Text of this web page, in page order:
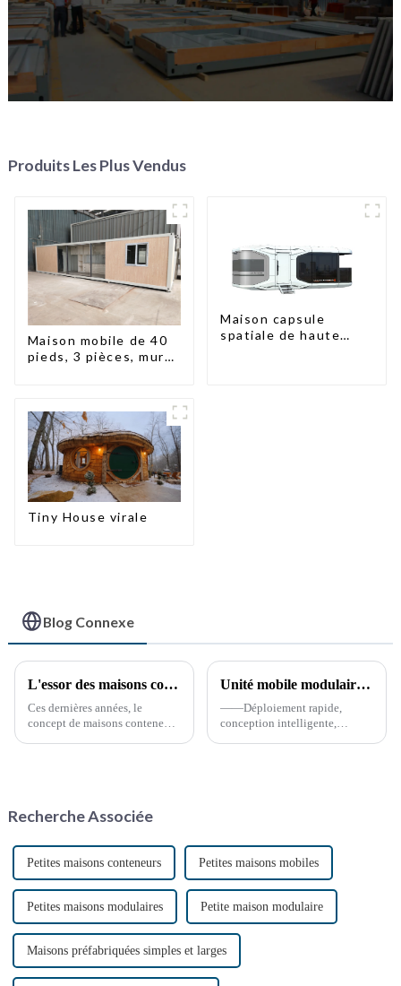
Produits Les Plus Vendus
Maison mobile de 40
pieds, 3 pièces, murs
conteneur extensible,
3 chambres
Maison capsule
spatiale de haute
Tiny House virale
Blog Connexe
L'essor des maisons conteneurs : une solution de logement durable et innovante
Ces dernières années, le
concept de maisons conteneurs
conteneurs maritimes
Unité mobile modulaire de commandement et de soutien à la lutte contre les incendies (« Mini caserne de pompiers »)
——Déploiement rapide,
conception intelligente,
Recherche Associée
Petites maisons conteneurs Petites maisons mobiles
Petites maisons modulaires Petite maison modulaire
Maisons préfabriquées simples et larges